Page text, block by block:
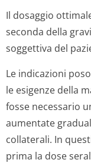
Il dosaggio
seconda della
soggettiva del
Le indicazioni
le esigenze della
fosse necessario
aumentate
collaterali. In
prima la dose